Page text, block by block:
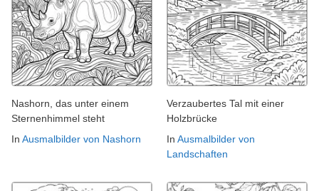
Nashorn, das unter einem
Sternenhimmel steht
In Ausmalbilder von Nashorn
Verzaubertes Tal mit einer
Holzbrücke
In Ausmalbilder von
Landschaften